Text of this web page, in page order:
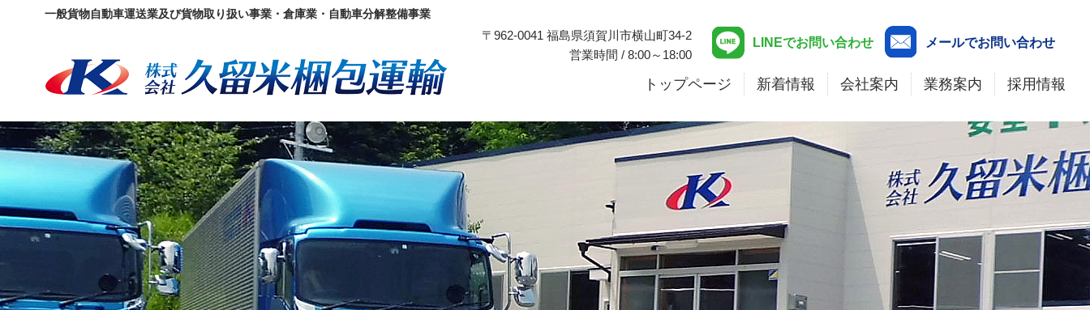
一般貨物自動車運送業及び貨物取り扱い事業・倉庫業・自動車分解整備事業
〒962-0041 福島県須賀川市横山町34-2
営業時間 / 8:00～18:00
LINEでお問い合わせ メールでお問い合わせ
トップページ 新着情報 会社案内 業務案内 採用情報